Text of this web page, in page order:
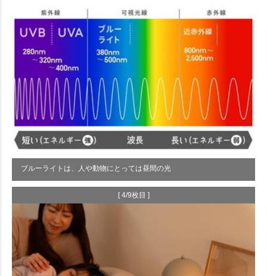
ブルーライトは、人や動物にとっては昼間の光
[ 4/9枚目 ]